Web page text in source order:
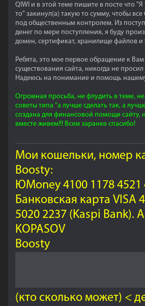
QIWI и в этой теме пишите в посте что "Я
то" закинул(а) такую то сумму, чтобы
под общественным контролем. Из
денег по мере поступления, я буду
домен, сертификат, хранилище файлов и
Ребята, это мое первое обращение к Вам
существования сайта, никогда не
Надеюсь на понимание и помощь
Огромная просьба, не флудить в теме,
советы типа "а лучше сделать так, а
создана для финансовой помощи сайту,
вместе живем!!! Всем заранее спасибо!
Мои кошельки, номер
Boosty:
ЮMoney 4100 1178 4521
Банковская карта VISA
5020 2237 (Kaspi Bank).
KOPASOV
Boosty
(кто сколько может) <